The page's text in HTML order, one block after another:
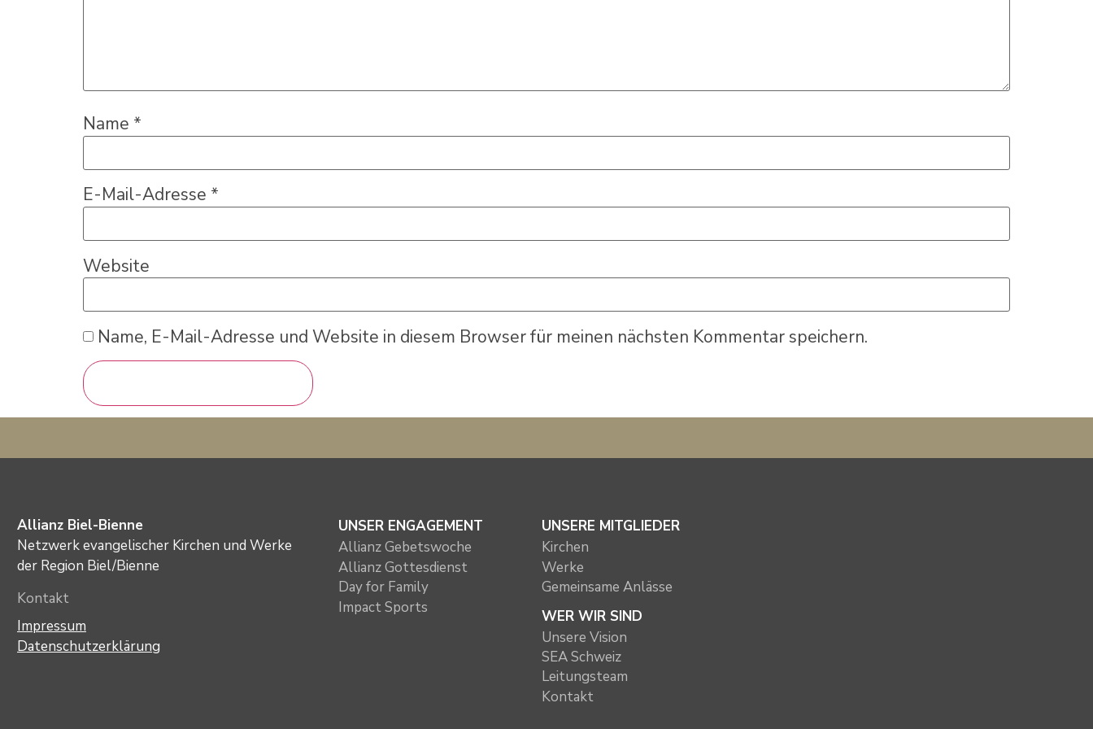
Name *
E-Mail-Adresse *
Website
Name, E-Mail-Adresse und Website in diesem Browser für meinen nächsten Kommentar speichern.
Allianz Biel-Bienne
Netzwerk evangelischer Kirchen und Werke
der Region Biel/Bienne
Kontakt
Impressum
Datenschutzerklärung
UNSER ENGAGEMENT
Allianz Gebetswoche
Allianz Gottesdienst
Day for Family
Impact Sports
UNSERE MITGLIEDER
Kirchen
Werke
Gemeinsame Anlässe
WER WIR SIND
Unsere Vision
SEA Schweiz
Leitungsteam
Kontakt